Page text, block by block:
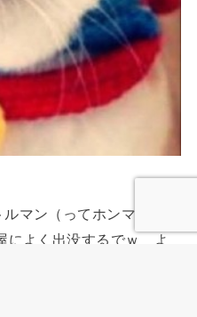
マン（ってホンマ
よく出没するでｗ よ